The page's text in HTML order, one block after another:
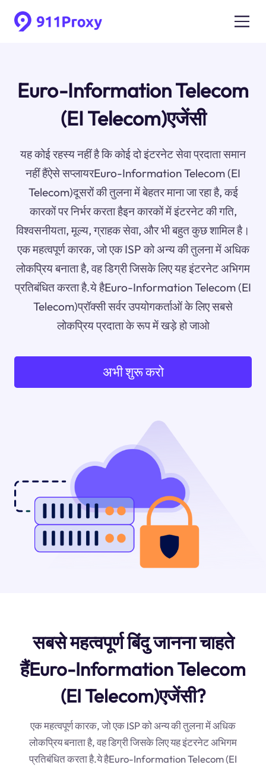
Euro-Information Telecom
(EI Telecom)एजेंसी
यह कोई रहस्य नहीं है कि कोई दो इंटरनेट सेवा प्रदाता समान
नहीं हैंऐसे सप्लायरEuro-Information Telecom (EI
Telecom)दूसरों की तुलना में बेहतर माना जा रहा है, कई
कारकों पर निर्भर करता हैइन कारकों में इंटरनेट की गति,
विश्वसनीयता, मूल्य, ग्राहक सेवा, और भी बहुत कुछ शामिल है।
एक महत्वपूर्ण कारक, जो एक ISP को अन्य की तुलना में अधिक
लोकप्रिय बनाता है, वह डिग्री जिसके लिए यह इंटरनेट अभिगम
प्रतिबंधित करता है.ये हैEuro-Information Telecom (EI
Telecom)प्रॉक्सी सर्वर उपयोगकर्ताओं के लिए सबसे
लोकप्रिय प्रदाता के रूप में खड़े हो जाओ
अभी शुरू करो
सबसे महत्वपूर्ण बिंदु जानना चाहते
हैंEuro-Information Telecom
(EI Telecom)एजेंसी?
एक महत्वपूर्ण कारक, जो एक ISP को अन्य की तुलना में अधिक
लोकप्रिय बनाता है, वह डिग्री जिसके लिए यह इंटरनेट अभिगम
प्रतिबंधित करता है.ये हैEuro-Information Telecom (EI